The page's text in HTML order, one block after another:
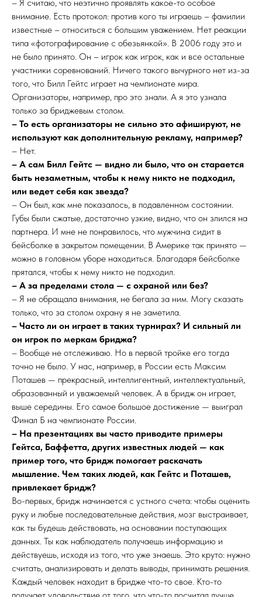
– Я считаю, что неэтично проявлять какое-то особое
внимание. Есть протокол: против кого ты играешь – фамилии
известные – относиться с большим уважением. Нет реакции
типа «фотографирование с обезьянкой». В 2006 году это и
не было принято. Он – игрок как игрок, как и все остальные
участники соревнований. Ничего такого вычурного нет из-за
того, что Билл Гейтс играет на чемпионате мира.
Организаторы, например, про это знали. А я это узнала
только за бриджевым столом.
– То есть организаторы не сильно это афишируют, не
используют как дополнительную рекламу, например?
– Нет.
– А сам Билл Гейтс — видно ли было, что он старается
быть незаметным, чтобы к нему никто не подходил,
или ведет себя как звезда?
– Он был, как мне показалось, в подавленном состоянии.
Губы были сжатые, достаточно узкие, видно, что он злился на
партнера. И мне не понравилось, что мужчина сидит в
бейсболке в закрытом помещении. В Америке так принято —
можно в головном уборе находиться. Благодаря бейсболке
прятался, чтобы к нему никто не подходил.
– А за пределами стола — с охраной или без?
– Я не обращала внимания, не бегала за ним. Могу сказать
только, что за столом охрану я не заметила.
– Часто ли он играет в таких турнирах? И сильный ли
он игрок по меркам бриджа?
– Вообще не отслеживаю. Но в первой тройке его тогда
точно не было. У нас, например, в России есть Максим
Поташев — прекрасный, интеллигентный, интеллектуальный,
образованный и уважаемый человек. А в бридж он играет,
выше середины. Его самое большое достижение — выиграл
Финал Б на чемпионате России.
– На презентациях вы часто приводите примеры
Гейтса, Баффетта, других известных людей — как
пример того, что бридж помогает раскачать
мышление. Чем таких людей, как Гейтс и Поташев,
привлекает бридж?
Во-первых, бридж начинается с устного счета: чтобы оценить
руку и любые последовательные действия, мозг выстраивает,
как ты будешь действовать, на основании поступающих
данных. Ты как наблюдатель получаешь информацию и
действуешь, исходя из того, что уже знаешь. Это круто: нужно
считать, анализировать и делать выводы, принимать решения.
Каждый человек находит в бридже что-то свое. Кто-то